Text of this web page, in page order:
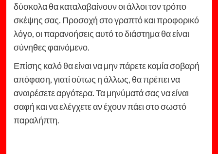
δύσκολα θα καταλαβαίνουν οι άλλοι τον τρόπο
σκέψης σας. Προσοχή στο γραπτό και προφορικό
λόγο, οι παρανοήσεις αυτό το διάστημα θα είναι
σύνηθες φαινόμενο.
Επίσης καλό θα είναι να μην πάρετε καμία σοβαρή
απόφαση, γιατί ούτως η άλλως, θα πρέπει να
αναιρέσετε αργότερα. Τα μηνύματά σας να είναι
σαφή και να ελέγχετε αν έχουν πάει στο σωστό
παραλήπτη.